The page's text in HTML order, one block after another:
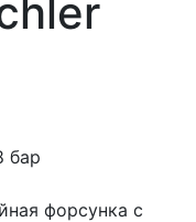
бар
форсунка с